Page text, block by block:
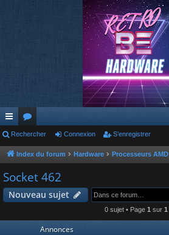
cc
ès
ra
pi
or
u
m
s
Rechercher Connexion S’enregistrer
Index du forum Hardware Processeurs AMD
Socket 462
Nouveau sujet
0 sujet • Page 1 sur 1
Annonces